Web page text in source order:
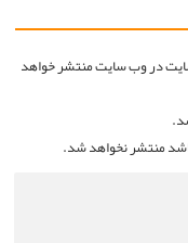
در وب سایت منتشر خواهد
باشد منتشر نخواهد شد.